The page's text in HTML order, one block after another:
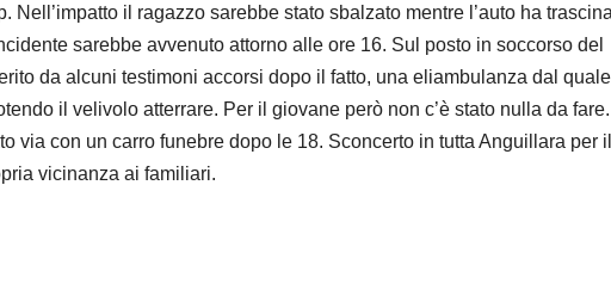
il ragazzo sarebbe stato sbalzato mentre l’auto ha
sarebbe avvenuto attorno alle ore 16. Sul posto in soccorso del
da alcuni testimoni accorsi dopo il fatto, una eliambulanza dal
il velivolo atterrare. Per il giovane però non c’è stato nulla da fare.
via con un carro funebre dopo le 18. Sconcerto in tutta Anguillara per il
vicinanza ai familiari.